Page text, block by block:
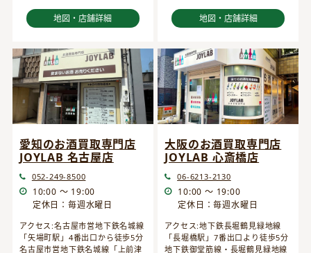
地図・店舗詳細 地図・店舗詳細
愛知のお酒買取専門店
JOYLAB 名古屋店
052-249-8500
10:00 ～ 19:00
定休日：毎週水曜日
アクセス:名古屋市営地下鉄名城線
「矢場町駅」4番出口から徒歩5分
名古屋市営地下鉄名城線「上前津
大阪のお酒買取専門店
JOYLAB 心斎橋店
06-6213-2130
10:00 ～ 19:00
定休日：毎週水曜日
アクセス:地下鉄長堀鶴見緑地線
「長堀橋駅」7番出口より徒歩5分
地下鉄御堂筋線・長堀鶴見緑地線